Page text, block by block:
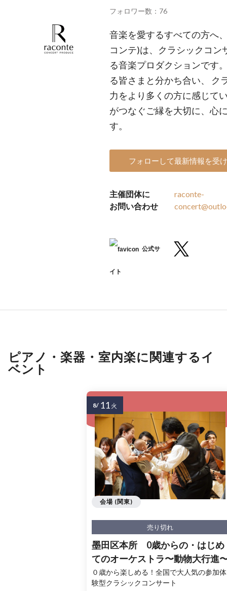
フォロワー数：76
音楽を愛するすべての方へ
コンテ)は、クラシックコ
る音楽プロダクションです
る皆さまと分かち合い、 ク
力をより多くの方に感じて
がつなぐご縁を大切に、心
す。
フォローして最新情報を受
主催団体に
お問い合わせ
raconte-
公式サ
イト
ピアノ・楽器・室内楽に関連するイ
ベント
売り切れ
墨田区本所 0歳からの・はじめ
てのオーケストラ〜動物大行進
０歳から楽しめる！全国で大人気の参加体
験型クラシックコンサート
会場 (関東)
8/ 11 火